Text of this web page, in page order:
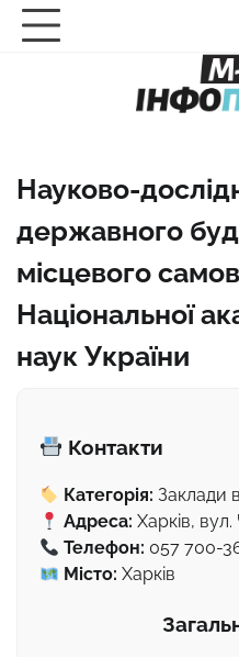
Перейти
Науково-
державного
місцевого
Національної
наук України
Контакти
Категорія: Заклади
Адреса: Харків,
Телефон: 057 700-
Місто: Харків